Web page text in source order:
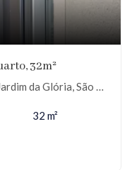
32m²
Glória, São Paulo-SP
32 m²